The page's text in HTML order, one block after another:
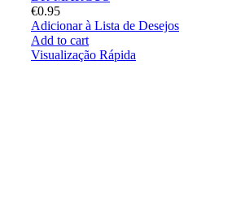
€0.95
Adicionar à Lista de Desejos
Add to cart
Visualização Rápida